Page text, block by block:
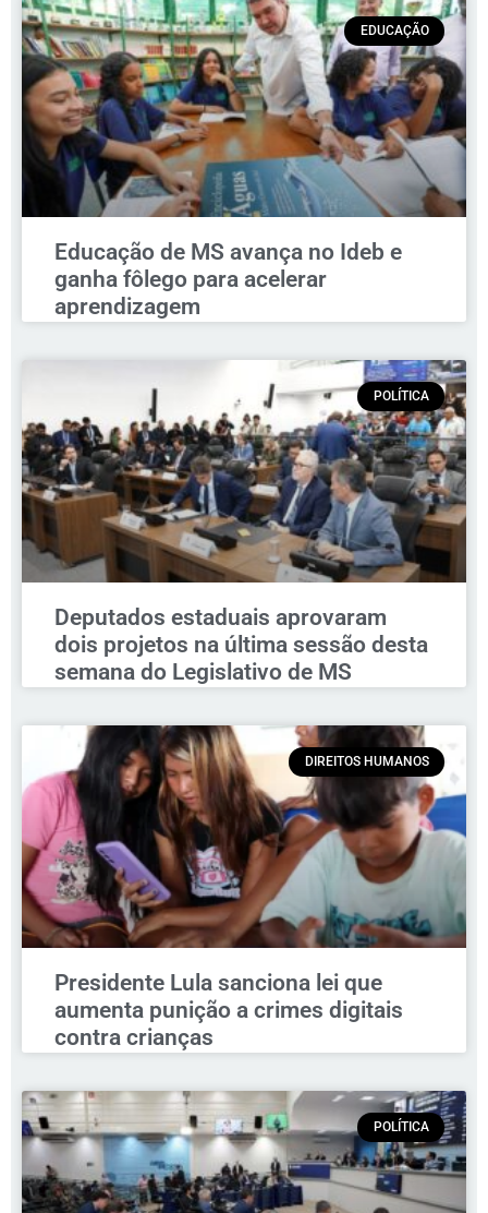
EDUCAÇÃO
Educação de MS avança no Ideb e
ganha fôlego para acelerar
aprendizagem
POLÍTICA
Deputados estaduais aprovaram
dois projetos na última sessão desta
semana do Legislativo de MS
DIREITOS HUMANOS
Presidente Lula sanciona lei que
aumenta punição a crimes digitais
contra crianças
POLÍTICA